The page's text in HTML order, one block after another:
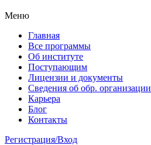
Меню
Главная
Все программы
Об институте
Поступающим
Лицензии и документы
Сведения об обр. организации
Карьера
Блог
Контакты
Регистрация/Вход